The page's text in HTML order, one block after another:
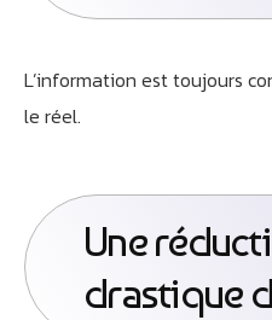
L’information est toujours
le réel.
Une
drastique